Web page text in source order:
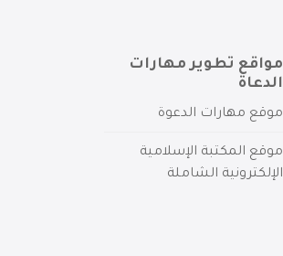
مواقع تطوير مهارات
الدعاة
موقع مهارات الدعوة
موقع المكتبة الإسلامية
الإلكترونية الشاملة